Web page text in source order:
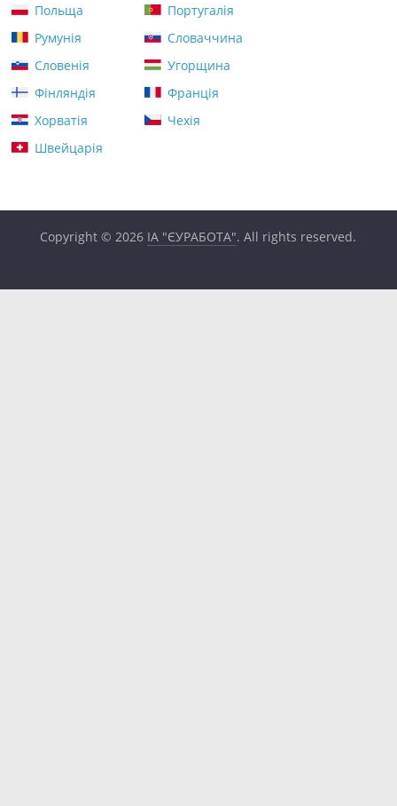
Польща
Португалія
Румунія
Словаччина
Словенія
Угорщина
Фінляндія
Франція
Хорватія
Чехія
Швейцарія
Copyright © 2026 ІА "ЄУРАБОТА". All rights reserved.